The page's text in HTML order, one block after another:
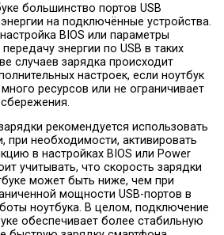
большинство портов USB
на подключённые устройства.
BIOS или параметры
энергии по USB в таких
случаев зарядка происходит
настроек, если ноутбук
ресурсов или не ограничивает
рекомендуется использовать
при необходимости, активировать
в настройках BIOS или Power
учитывать, что скорость зарядки
может быть ниже, чем при
мощности USB-портов в
ноутбука. В целом, подключение
обеспечивает более стабильную